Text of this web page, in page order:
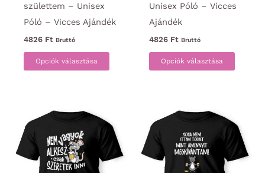
születtem – Unisex
Póló – Vicces Ajándék
4826 Ft Bruttó
Opciók választása
Ennek
a
variációja
van.
A
Unisex Póló – Vicces
Ajándék
4826 Ft Bruttó
Opciók választása
Ennek
a
van.
A